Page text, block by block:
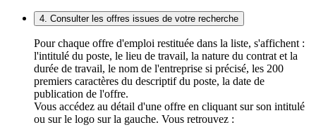
4. Consulter les offres issues de votre recherche
Pour chaque offre d'emploi restituée dans la liste, s'affichent :
l'intitulé du poste, le lieu de travail, la nature du contrat et la
durée de travail, le nom de l'entreprise si précisé, les 200
premiers caractères du descriptif du poste, la date de
publication de l'offre.
Vous accédez au détail d'une offre en cliquant sur son intitulé
ou sur le logo sur la gauche. Vous retrouvez :